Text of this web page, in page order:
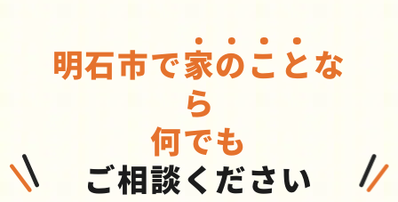
明石市で家のこ とな
ら
何でも
ご相談ください